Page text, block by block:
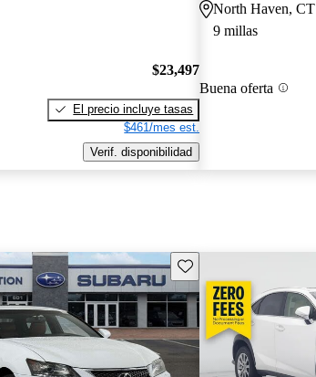
$23,497
El precio incluye tasas
$461/mes est.
Verif. disponibilidad
North Haven, CT
9 millas
Buena oferta
Guarda este Aviso